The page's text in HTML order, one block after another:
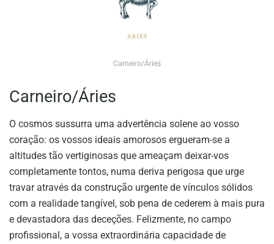
Carneiro/Áries
Carneiro/Áries
O cosmos sussurra uma advertência solene ao vosso
coração: os vossos ideais amorosos ergueram-se a
altitudes tão vertiginosas que ameaçam deixar-vos
completamente tontos, numa deriva perigosa que urge
travar através da construção urgente de vínculos sólidos
com a realidade tangível, sob pena de cederem à mais pura
e devastadora das deceções. Felizmente, no campo
profissional, a vossa extraordinária capacidade de